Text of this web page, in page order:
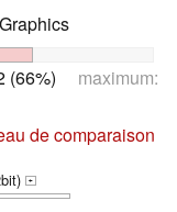
(66%) maximum:
de comparaison
+